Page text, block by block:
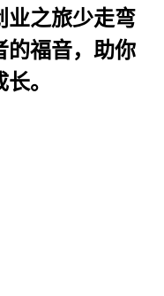
业之旅少走弯
的福音，助你
。